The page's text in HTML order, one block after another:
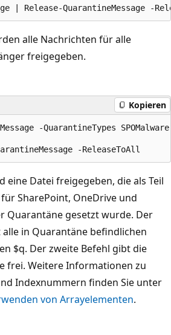
alle Nachrichten für alle
freigegeben.
Kopieren
-QuarantineTypes SPOMalware
eine Datei freigegeben, die als Teil
SharePoint, OneDrive und
Quarantäne gesetzt wurde. Der
in Quarantäne befindlichen
$q. Der zweite Befehl gibt die
frei. Weitere Informationen zu
Indexnummern finden Sie unter
von Arrayelementen.